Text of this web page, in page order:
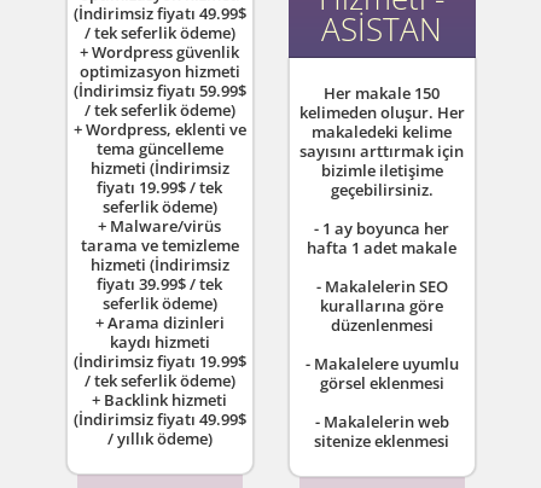
(İndirimsiz fiyatı 49.99$
/ tek seferlik ödeme)
+ Wordpress güvenlik
optimizasyon hizmeti
(İndirimsiz fiyatı 59.99$
/ tek seferlik ödeme)
+ Wordpress, eklenti ve
tema güncelleme
hizmeti (İndirimsiz
fiyatı 19.99$ / tek
seferlik ödeme)
+ Malware/virüs
tarama ve temizleme
hizmeti (İndirimsiz
fiyatı 39.99$ / tek
seferlik ödeme)
+ Arama dizinleri
kaydı hizmeti
(İndirimsiz fiyatı 19.99$
/ tek seferlik ödeme)
+ Backlink hizmeti
(İndirimsiz fiyatı 49.99$
/ yıllık ödeme)
ASİSTAN
Her makale 150
kelimeden oluşur. Her
makaledeki kelime
sayısını arttırmak için
bizimle iletişime
geçebilirsiniz.
- 1 ay boyunca her
hafta 1 adet makale
- Makalelerin SEO
kurallarına göre
düzenlenmesi
- Makalelere uyumlu
görsel eklenmesi
- Makalelerin web
sitenize eklenmesi